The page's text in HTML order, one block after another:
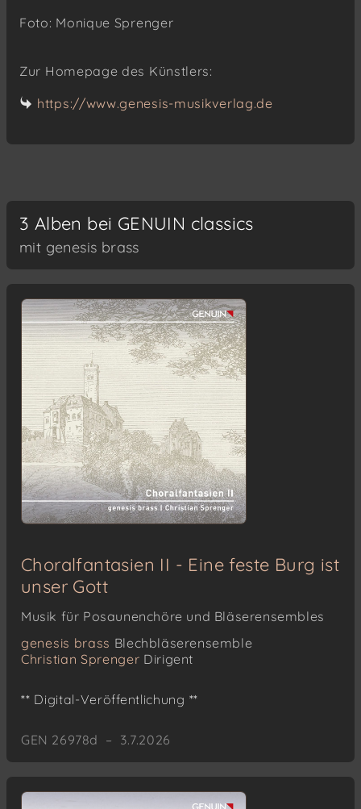
Foto: Monique Sprenger
Zur Homepage des Künstlers:
https://www.genesis-musikverlag.de
3 Alben bei GENUIN classics
mit genesis brass
Choralfantasien II - Eine feste Burg ist
unser Gott
Musik für Posaunenchöre und Bläserensembles
genesis brass Blechbläserensemble
Christian Sprenger Dirigent
** Digital-Veröffentlichung **
GEN 26978d – 3.7.2026